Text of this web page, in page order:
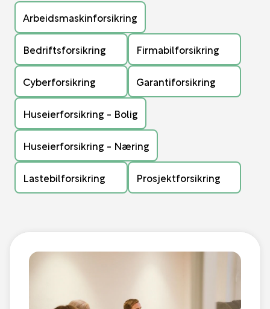
Arbeidsmaskinforsikring
Bedriftsforsikring Firmabilforsikring
Cyberforsikring Garantiforsikring
Huseierforsikring - Bolig
Huseierforsikring - Næring
Lastebilforsikring Prosjektforsikring